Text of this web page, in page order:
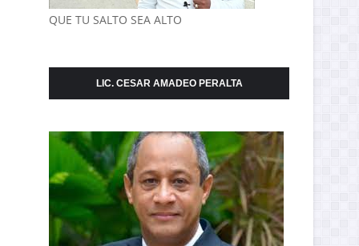
QUE TU SALTO SEA ALTO
LIC. CESAR AMADEO PERALTA